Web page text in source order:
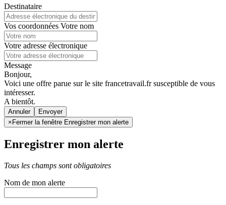
Destinataire
Vos coordonnées Votre nom
Votre adresse électronique
Message
Bonjour,
Voici une offre parue sur le site francetravail.fr susceptible de vous
intéresser.
A bientôt.
Annuler
× Fermer la fenêtre Enregistrer mon alerte
Enregistrer mon alerte
Tous les champs sont obligatoires
Nom de mon alerte